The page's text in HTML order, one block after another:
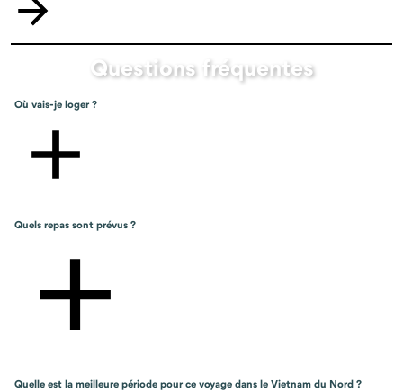
Toutes les prestations non-mentionnées dans le
programme
Questions fréquentes
Où vais-je loger ?
Quels repas sont prévus ?
Quelle est la meilleure période pour ce voyage dans le Vietnam du Nord ?